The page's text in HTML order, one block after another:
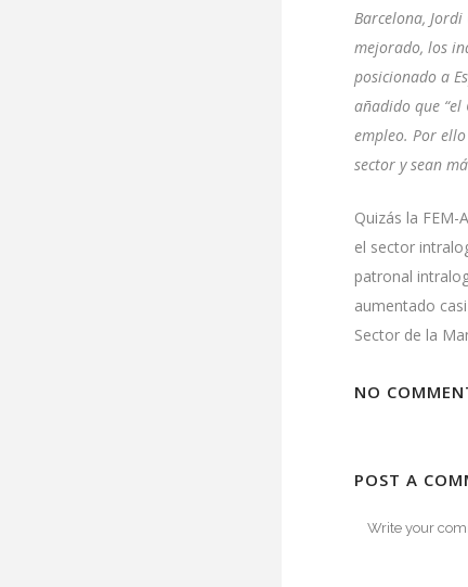
Barcelona,
mejorado, los
posicionado a
añadido que
empleo. Por
sector y sean
Quizás la FEM-
el sector
patronal
aumentado
Sector de la
NO
POST A